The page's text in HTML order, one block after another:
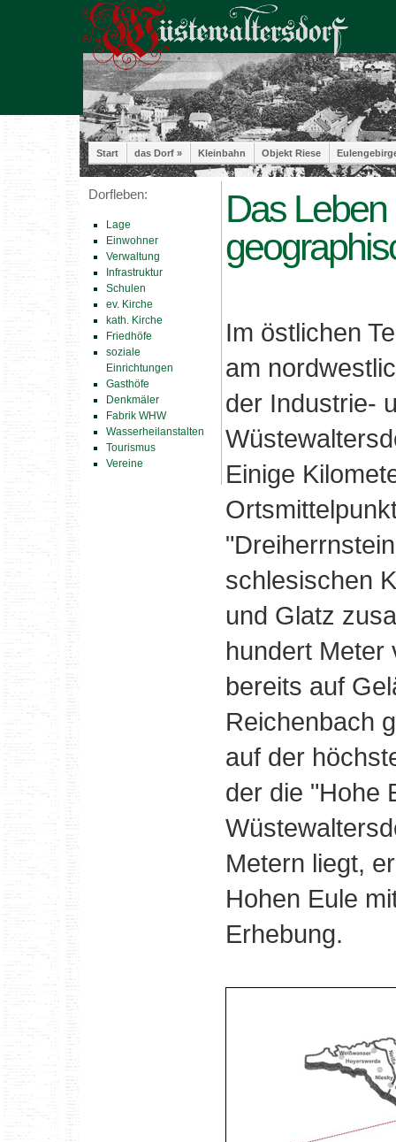
Start das Dorf » Kleinbahn Objekt Riese
Dorfleben:
Lage
Einwohner
Verwaltung
Infrastruktur
Schulen
ev. Kirche
kath. Kirche
Friedhöfe
soziale
Einrichtungen
Gasthöfe
Denkmäler
Fabrik WHW
Wasserheilanstalten
Tourismus
Vereine
Das Leben
Im östlichen
am
der Industrie-
Einige
schlesischen
und Glatz
hundert Meter
bereits auf
Reichenbach
auf der
der die "Hohe
Metern liegt,
Hohen Eule
Erhebung.